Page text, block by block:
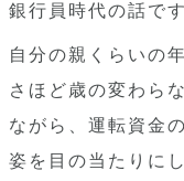
銀行員時代の話です
自分の親くらいの
さほど歳の変わら
ながら、運転資金
姿を目の当たりに